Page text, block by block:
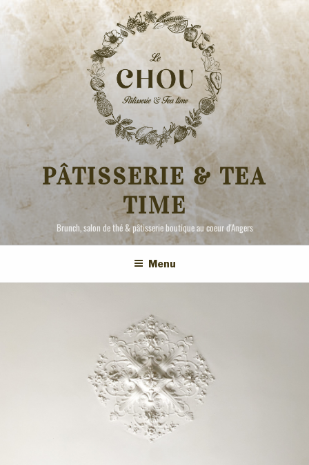
Aller
au
contenu
principal
PÂTISSERIE & TEA
TIME
Brunch, salon de thé & pâtisserie boutique au coeur d'Angers
Menu